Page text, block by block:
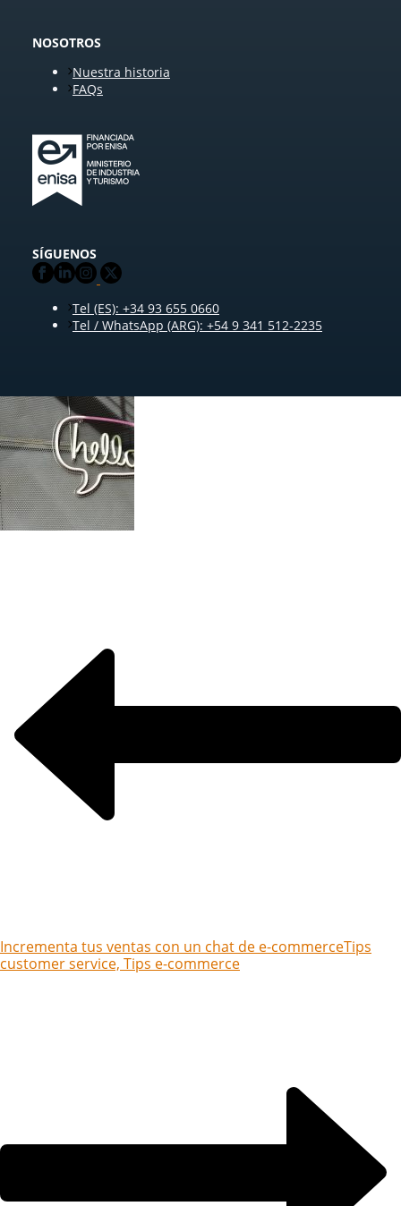
NOSOTROS
Nuestra historia
FAQs
SÍGUENOS
Tel (ES): +34 93 655 0660
Tel / WhatsApp (ARG): +54 9 341 512-2235
Incrementa tus ventas con un chat de e-commerceTips
customer service, Tips e-commerce